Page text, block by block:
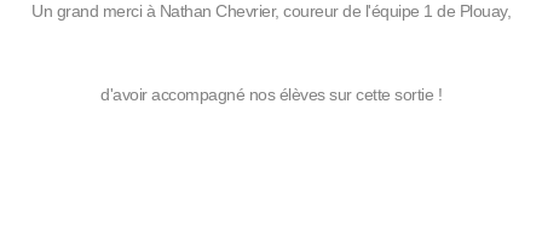
Un grand merci à Nathan Chevrier, coureur de l'équipe 1 de Plouay,
d'avoir accompagné nos élèves sur cette sortie !